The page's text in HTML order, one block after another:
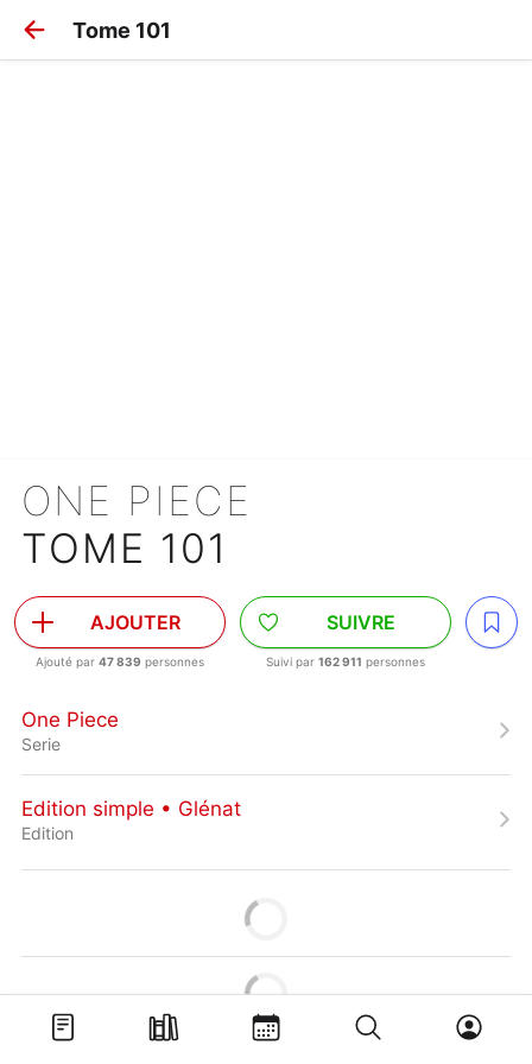
Tome 101
ONE PIECE
TOME 101
AJOUTER
Ajouté par 47 839 personnes
SUIVRE
Suivi par 162 911 personnes
One Piece
Serie
Edition simple • Glénat
Edition